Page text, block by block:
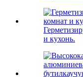
и кухонь.